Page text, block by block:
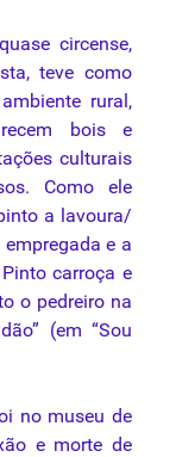
circense,
teve como
rural,
bois e
culturais
Como ele
a lavoura/
e a
carroça e
o pedreiro na
(em “Sou
no museu de
e morte de